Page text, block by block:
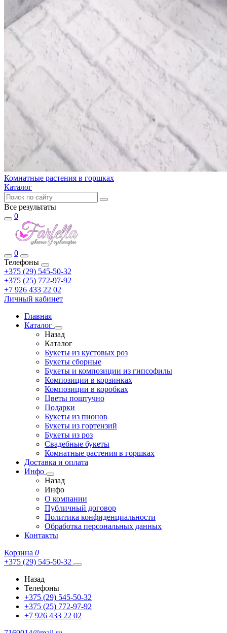
Комнатные растения в горшках
Каталог
Все результаты
0
0
Телефоны
+375 (29) 545-50-32
+375 (25) 772-97-92
+7 926 433 22 02
Личный кабинет
Главная
Каталог
Назад
Каталог
Букеты из кустовых роз
Букеты сборные
Букеты и композиции из гипсофилы
Композиции в корзинках
Композиции в коробках
Цветы поштучно
Подарки
Букеты из пионов
Букеты из гортензий
Букеты из роз
Свадебные букеты
Комнатные растения в горшках
Доставка и оплата
Инфо
Назад
Инфо
О компании
Публичный договор
Политика конфиденциальности
Обработка персональных данных
Контакты
Корзина 0
+375 (29) 545-50-32
Назад
Телефоны
+375 (29) 545-50-32
+375 (25) 772-97-92
+7 926 433 22 02